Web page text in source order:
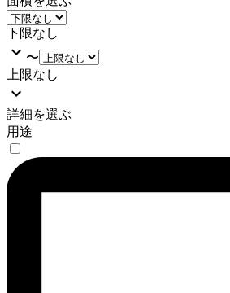
下限なし
〜
上限なし
詳細を選ぶ
用途